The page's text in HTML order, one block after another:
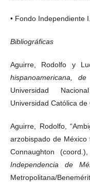
• Fondo Independiente I.
Bibliográficas
Aguirre, Rodolfo y
hispanoamericana,
Universidad
Universidad Católica de
Aguirre, Rodolfo,
arzobispado de México
Connaughton
Independencia de
Metropolitana/